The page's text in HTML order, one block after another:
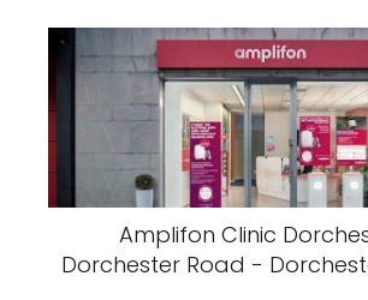
Amplifon Clinic
Dorchester Road -